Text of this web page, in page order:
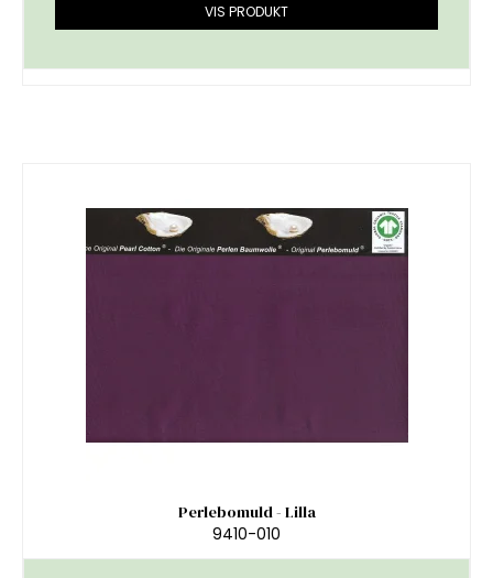
VIS PRODUKT
Perlebomuld - Lilla
9410-010